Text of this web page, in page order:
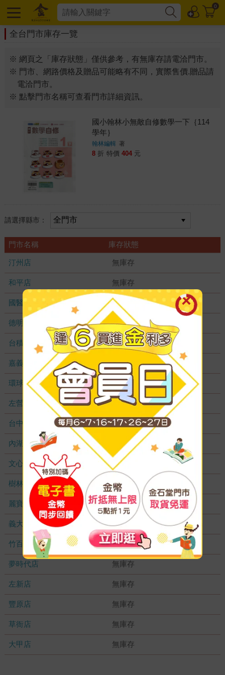
0
全台門市庫存一覽
※ 網頁之「庫存狀態」僅供參考，有無庫存請電洽門市。
※ 門市、網路價格及贈品可能略有不同，實際售價.贈品請
電洽門市。
※ 點擊門市名稱可查看門市詳細資訊。
國小翰林小無敵自修數學一下｛114
學年｝
翰林編輯 著
8 折 特價 404 元
請選擇縣市：
門市名稱 庫存狀態
汀州店 無庫存
和平店 無庫存
國醫加盟店 無庫存
德明加盟店 無庫存
台積店 無庫存
嘉義耐斯店 無庫存
環球店 無庫存
左營店 無庫存
台中秀泰店 無庫存
內湖大潤發 無庫存
文心店 無庫存
樹林店 無庫存
麗寶店 無庫存
義大店 無庫存
竹百店 無庫存
夢時代店 無庫存
左新店 無庫存
豐原店 無庫存
草衙店 無庫存
大甲店 無庫存